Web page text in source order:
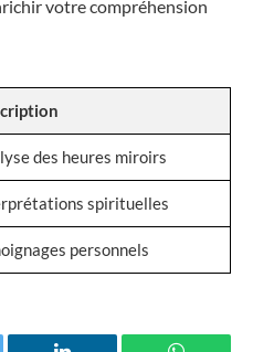
votre compréhension
des heures miroirs
spirituelles
personnels